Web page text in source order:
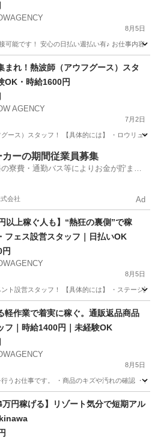
8月5日
可能です！ 安心の日払い週払い有♪ お仕事内容
時給
まれ！熱波師（アウフグース）スタ
OK・時給1600円
AGENCY
7月2日
ース）スタッフ！ 【具体的には】 ・ロウリュ
サウナ
カーの期間従業員募集
寮費・通勤バス等によりお金が貯まり
会社 Ad
以上稼ぐ人も】“熱狂の裏側”で稼
フェス設営スタッフ｜日払いOK
円
8月5日
ト設営スタッフ！ 【具体的には】 ・ステージ
タッフ ライブ
軽作業で着実に稼ぐ。通販返品商品
フ｜時給1400円｜未経験OK
8月5日
うお仕事です。 ・商品のキズや汚れの確認 ・
通販万円稼げる】リゾート気分で短期アル